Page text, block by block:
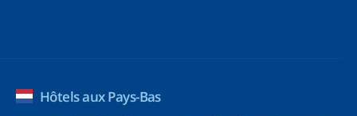
Hôtels aux Pays-Bas